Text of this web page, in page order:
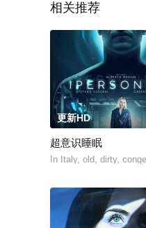
相关推荐
更新HD
超意识睡眠
In Italy, old, dirty,